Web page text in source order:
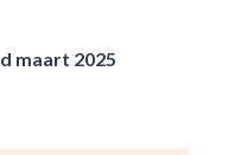
maart 2025